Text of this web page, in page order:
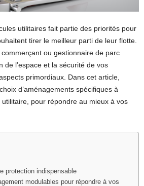
utilitaires fait partie des priorités pour
tirer le meilleur parti de leur flotte.
ou gestionnaire de parc
de l’espace et la sécurité de vos
primordiaux. Dans cet article,
d’aménagements spécifiques à
pour répondre au mieux à vos
protection indispensable
modulables pour répondre à vos